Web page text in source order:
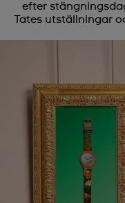
efter
Tates utställningar